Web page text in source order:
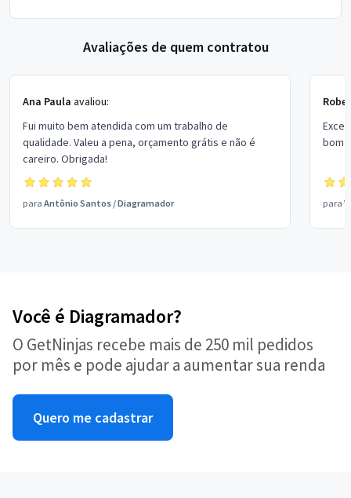
Avaliações de quem contratou
Ana Paula avaliou:
Fui muito bem atendida com um trabalho de
qualidade. Valeu a pena, orçamento grátis e não é
careiro. Obrigada!
para Antônio Santos /Diagramador
bom
para
Você é Diagramador?
O GetNinjas recebe mais de 250 mil pedidos
por mês e pode ajudar a aumentar sua renda
Quero me cadastrar